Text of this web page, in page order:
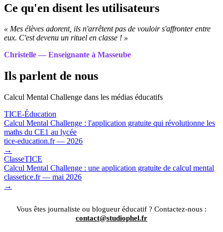
Ce qu'en disent les utilisateurs
« Mes élèves adorent, ils n'arrêtent pas de vouloir s'affronter entre
eux. C'est devenu un rituel en classe ! »
Christelle — Enseignante à Masseube
Ils parlent de nous
Calcul Mental Challenge dans les médias éducatifs
TICE-Éducation
Calcul Mental Challenge : l'application gratuite qui révolutionne les
maths du CE1 au lycée
tice-education.fr — 2026
→
ClasseTICE
Calcul Mental Challenge : une application gratuite de calcul mental
classetice.fr — mai 2026
→
Vous êtes journaliste ou blogueur éducatif ? Contactez-nous :
contact@studiophel.fr